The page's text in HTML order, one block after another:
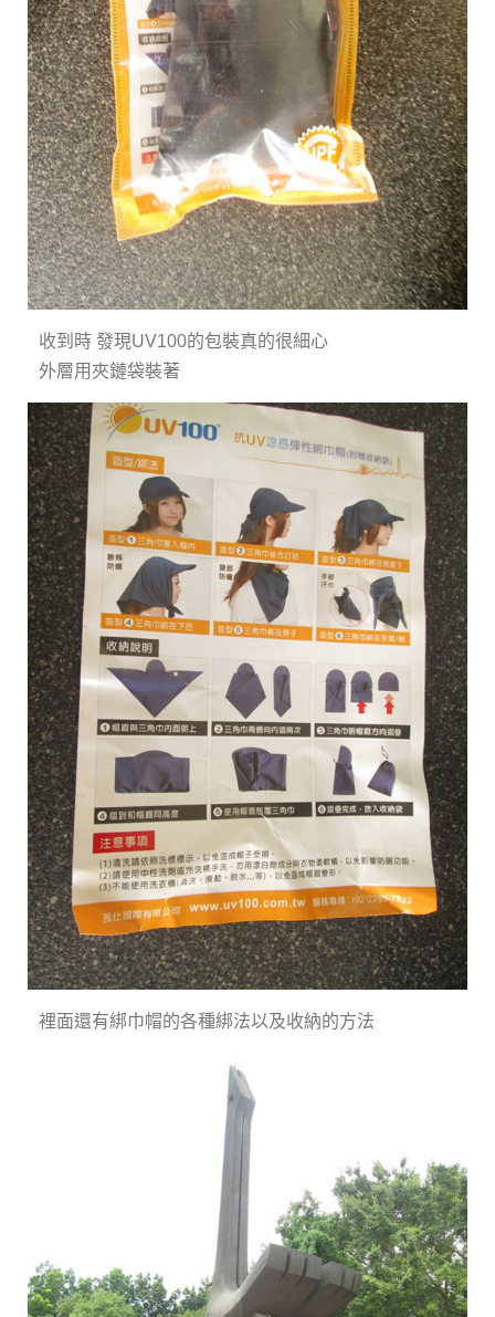
收到時 發現UV100的包裝真的很細心
外層用夾鏈袋裝著
裡面還有綁巾帽的各種綁法以及收納的方法